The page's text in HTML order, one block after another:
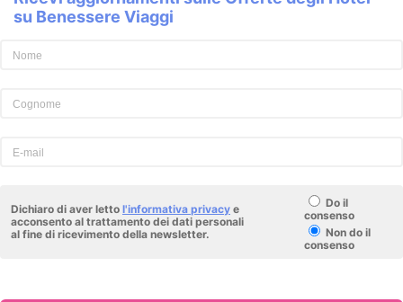
su Benessere Viaggi
Dichiaro di aver letto l'informativa privacy e
acconsento al trattamento dei dati personali
al fine di ricevimento della newsletter.
Do il
consenso
Non do il
consenso